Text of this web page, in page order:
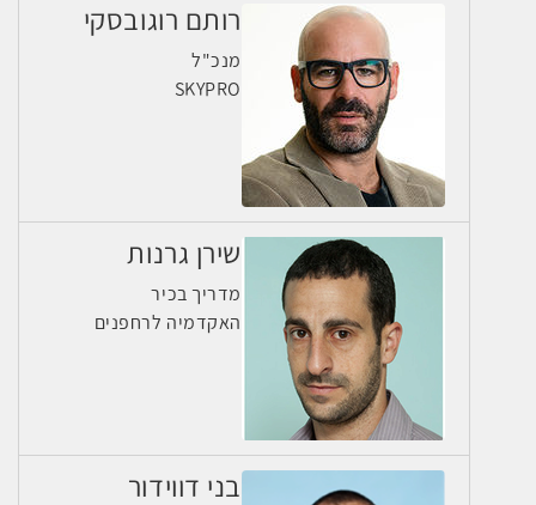
רותם רוגובסקי
מנכ"ל
SKYPRO
שירן גרנות
מדריך בכיר
האקדמיה לרחפנים
בני דווידור